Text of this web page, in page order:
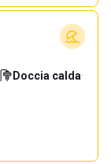
Doccia calda·